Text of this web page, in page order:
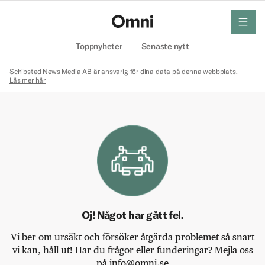
Toppnyheter Senaste nytt
meny
Schibsted News Media AB är ansvarig för dina data på denna webbplats.
Läs mer här
Oj! Något har gått fel.
Vi ber om ursäkt och försöker åtgärda problemet så snart
vi kan, håll ut! Har du frågor eller funderingar? Mejla oss